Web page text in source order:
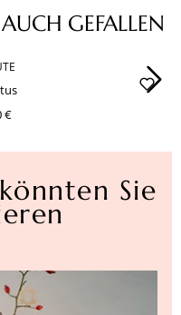
GEFALLEN
€
Sie